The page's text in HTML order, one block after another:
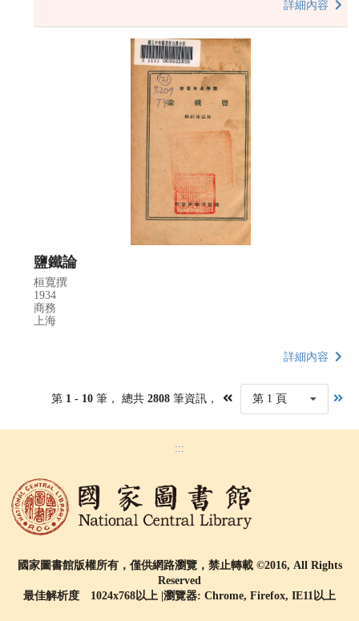
詳細內容
鹽鐵論
桓寬撰
1934
商務
上海
詳細內容
第 1 - 10 筆， 總共 2808筆資訊， 第 1 頁
:::
國家圖書館版權所有，僅供網路瀏覽，禁止轉載 ©2016, All Rights
Reserved
最佳解析度 1024x768以上 |瀏覽器: Chrome, Firefox, IE11以上